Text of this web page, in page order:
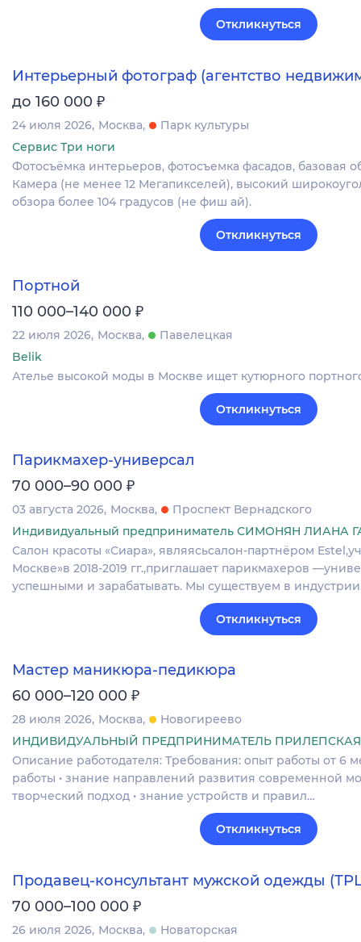
Откликнуться
Интерьерный фотограф (агентство
до 160 000 ₽
24 июля 2026 Москва
Парк культуры
Сервис Три ноги
Фотосъёмка интерьеров, фотосъемка фасадов, базовая
Камера (не менее 12 Мегапикселей), высокий
обзора более 104 градусов (не фиш ай).
Откликнуться
Портной
110 000–140 000 ₽
22 июля 2026 Москва
Павелецкая
Belik
Ателье высокой моды в Москве ищет кутюрного
Откликнуться
Парикмахер-универсал
70 000–90 000 ₽
03 августа 2026 Москва
Проспект Вернадского
Индивидуальный предприниматель СИМОНЯН ЛИАНА
Салон красоты «Сиара», являясьсалон-партнёром
Москве»в 2018-2019 гг.,приглашает парикмахеров
успешными и зарабатывать. Мы существуем в
Откликнуться
Мастер маникюра-педикюра
60 000–120 000 ₽
28 июля 2026 Москва
Новогиреево
ИНДИВИДУАЛЬНЫЙ ПРЕДПРИНИМАТЕЛЬ
Описание работодателя: Требования: опыт работы от 6
работы • знание направлений развития современной
творческий подход • знание устройств и правил…
Откликнуться
Продавец-консультант мужской одежды
70 000–100 000 ₽
26 июля 2026 Москва Новаторская